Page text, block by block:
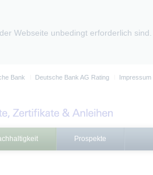
Webseite unbedingt erforderlich
Bank Deutsche Bank AG Rating Impressum
Prospekte